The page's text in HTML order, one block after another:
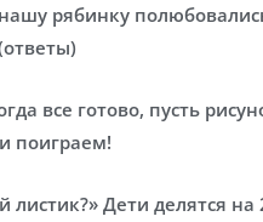
рябинку
все готово, пусть
поиграем!
листик?» Дети делятся